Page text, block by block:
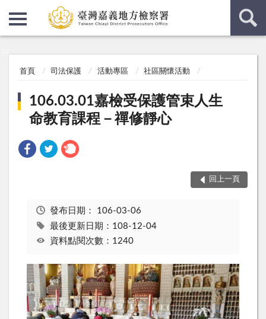
首頁 司法保護 活動專區 社區關懷活動
106.03.01嘉檢受保護管束人生
命教育課程－禪修靜心
回上一頁
發布日期： 106-03-06
最後更新日期：108-12-04
資料點閱次數：1240